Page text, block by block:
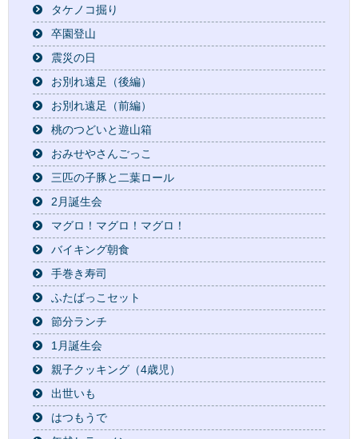
タケノコ掘り
卒園登山
震災の日
お別れ遠足（後編）
お別れ遠足（前編）
桃のつどいと遊山箱
おみせやさんごっこ
三匹の子豚と二葉ロール
2月誕生会
マグロ！マグロ！マグロ！
バイキング朝食
手巻き寿司
ふたばっこセット
節分ランチ
1月誕生会
親子クッキング（4歳児）
出世いも
はつもうで